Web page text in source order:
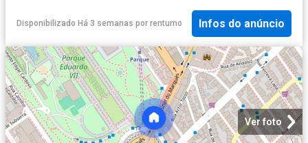
Disponibilizado Há 3 semanas por rentumo Infos do anúncio
Ver foto